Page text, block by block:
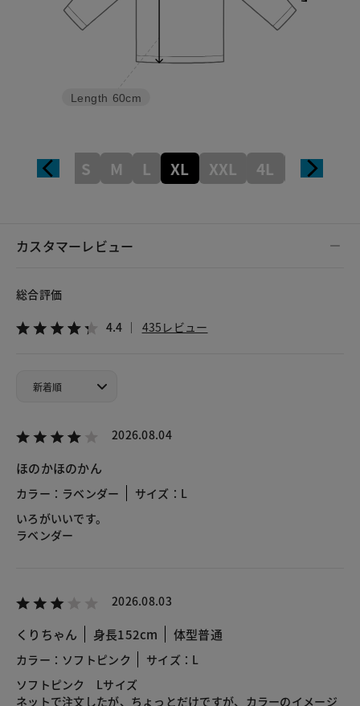
Length 60cm
S M L XL XXL 4L 5L
カスタマーレビュー
総合評価
4.4 435レビュー
2026.08.04
ほのかほのかん
カラー：ラベンダー
サイズ：L
いろがいいです。
ラベンダー
2026.08.03
くりちゃん 身長152cm 体型普通
カラー：ソフトピンク
サイズ：L
ソフトピンク Lサイズ
ネットで注文したが、ちょっとだけですが、カラーのイメージ